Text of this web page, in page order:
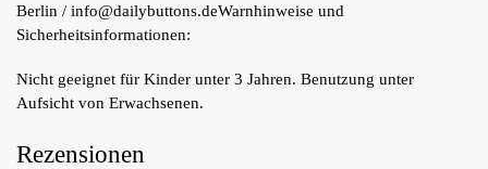
Berlin / info@dailybuttons.deWarnhinweise und
Sicherheitsinformationen:
Nicht geeignet für Kinder unter 3 Jahren. Benutzung unter
Aufsicht von Erwachsenen.
Rezensionen